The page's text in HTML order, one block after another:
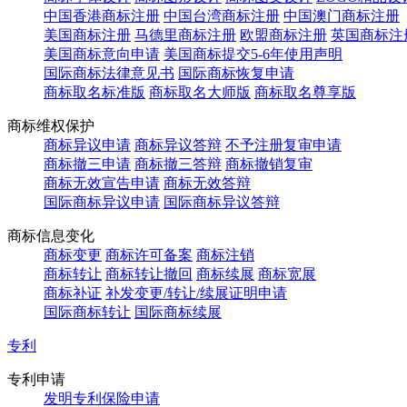
中国香港商标注册 中国台湾商标注册 中国澳门商标注册
美国商标注册 马德里商标注册 欧盟商标注册 英国商标注
美国商标意向申请 美国商标提交5-6年使用声明
国际商标法律意见书 国际商标恢复申请
商标取名标准版 商标取名大师版 商标取名尊享版
商标维权保护
商标异议申请 商标异议答辩 不予注册复审申请
商标撤三申请 商标撤三答辩 商标撤销复审
商标无效宣告申请 商标无效答辩
国际商标异议申请 国际商标异议答辩
商标信息变化
商标变更 商标许可备案 商标注销
商标转让 商标转让撤回 商标续展 商标宽展
商标补证 补发变更/转让/续展证明申请
国际商标转让 国际商标续展
专利
专利申请
发明专利保险申请